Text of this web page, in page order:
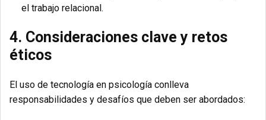
el trabajo relacional.
4. Consideraciones clave y retos
éticos
El uso de tecnología en psicología conlleva
responsabilidades y desafíos que deben ser abordados: